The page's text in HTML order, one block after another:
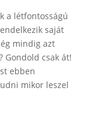
a létfontosságú
saját
mindig azt
Gondold csak át!
ebben
mikor leszel